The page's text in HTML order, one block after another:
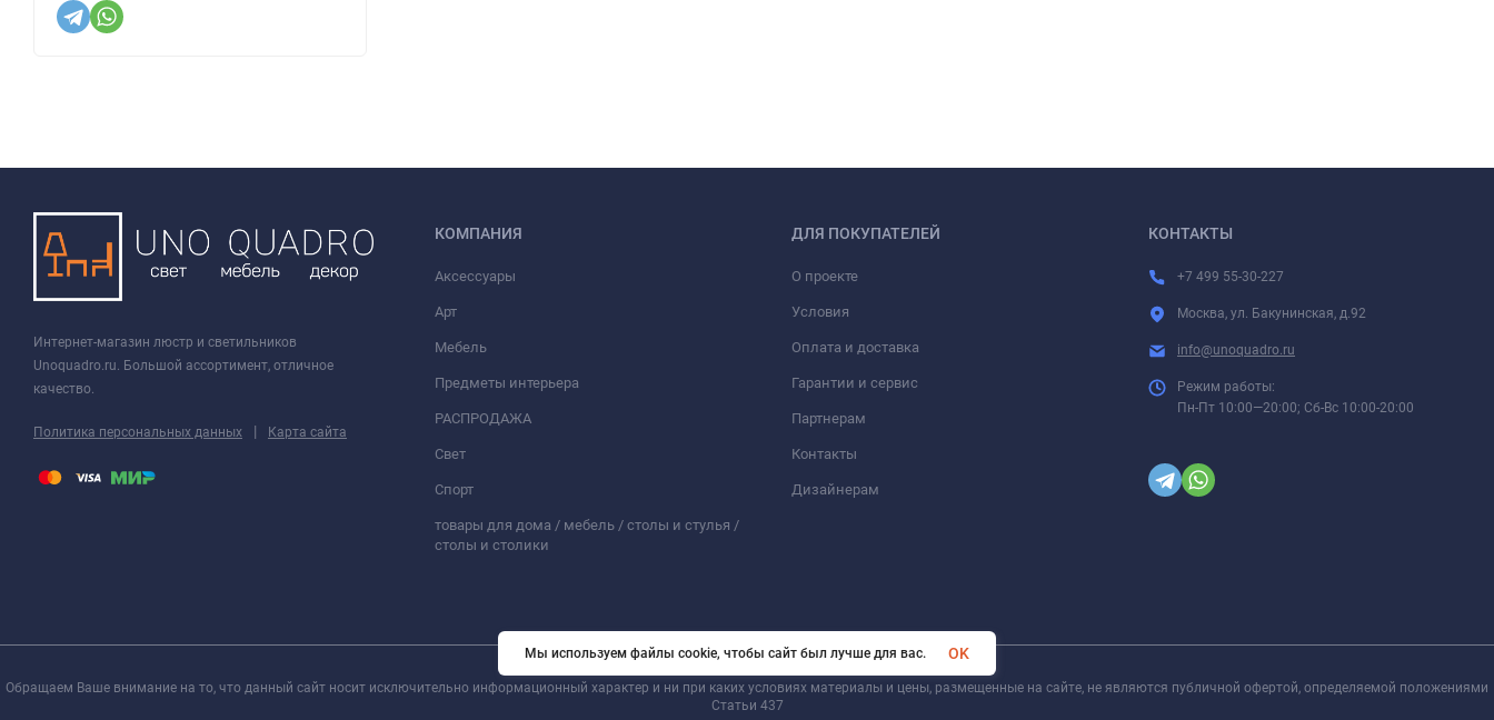
Интернет-магазин люстр и светильников
Unoquadro.ru. Большой ассортимент, отличное
качество.
Политика персональных данных | Карта сайта
КОМПАНИЯ
Аксессуары
Арт
Мебель
Предметы интерьера
РАСПРОДАЖА
Свет
Спорт
товары для дома / мебель / столы и стулья /
столы и столики
ДЛЯ ПОКУПАТЕЛЕЙ
О проекте
Условия
Оплата и доставка
Гарантии и сервис
Партнерам
Контакты
Дизайнерам
КОНТАКТЫ
+7 499 55-30-227
Москва, ул. Бакунинская, д.92
info@unoquadro.ru
Режим работы:
Пн-Пт 10:00—20:00; Сб-Вс 10:00-20:00
Обращаем Ваше внимание на то, что данный сайт носит исключительно информационный характер и ни при каких условиях материалы и цены, размещенные на сайте, не являются публичной офертой, определяемой положениями
Статьи 437
Мы используем файлы cookie, чтобы сайт был лучше для вас. OK